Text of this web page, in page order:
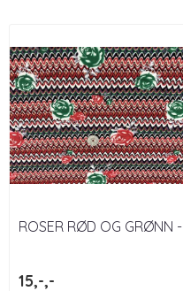
ROSER RØD OG GRØNN -
15,-,-